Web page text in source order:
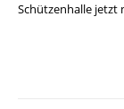
Schützenhalle